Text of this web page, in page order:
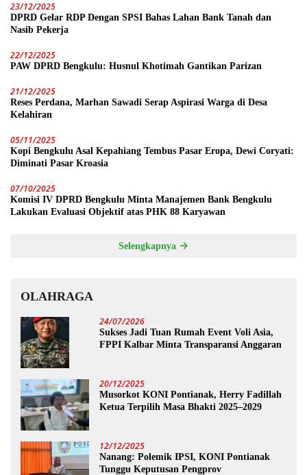
23/12/2025
DPRD Gelar RDP Dengan SPSI Bahas Lahan Bank Tanah dan
Nasib Pekerja
22/12/2025
PAW DPRD Bengkulu: Husnul Khotimah Gantikan Parizan
21/12/2025
Reses Perdana, Marhan Sawadi Serap Aspirasi Warga di Desa
Kelahiran
05/11/2025
Kopi Bengkulu Asal Kepahiang Tembus Pasar Eropa, Dewi Coryati:
Diminati Pasar Kroasia
07/10/2025
Komisi IV DPRD Bengkulu Minta Manajemen Bank Bengkulu
Lakukan Evaluasi Objektif atas PHK 88 Karyawan
Selengkapnya
OLAHRAGA
24/07/2026
Sukses Jadi Tuan Rumah Event Voli Asia,
FPPI Kalbar Minta Transparansi Anggaran
20/12/2025
Musorkot KONI Pontianak, Herry Fadillah
Ketua Terpilih Masa Bhakti 2025–2029
12/12/2025
Nanang: Polemik IPSI, KONI Pontianak
Tunggu Keputusan Pengprov